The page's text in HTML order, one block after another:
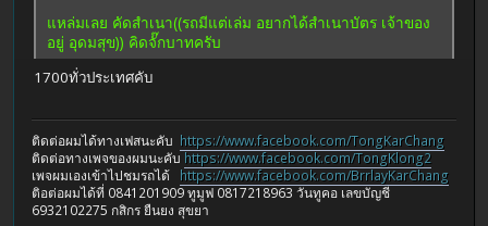
แหล่มเลย คัดสำเนา((รถมีแต่เล่ม อยากได้สำเนาบัตร เจ้าของ
อยู่ อุดมสุข)) คิดจั๊กบาทครับ
1700ทั่วประเทศคับ
ติดต่อผมได้ทางเฟสนะคับ https://www.facebook.com/TongKarChang
ติดต่อทางเพจของผมนะคับ https://www.facebook.com/TongKlong2
เพจผมเองเข้าไปชมรถได้ https://www.facebook.com/BrrlayKarChang
ติอต่อผมได้ที่ 0841201909 ทูมูฟ 0817218963 วันทูคอ เลขบัญชี
6932102275 กสิกร ยืนยง สุขยา